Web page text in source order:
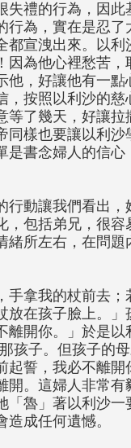
禮的行為，因此
行為，實在是忍
都宣洩出來。以
因為他心裡愁苦
，好讓他有一
按照以利沙的慈
了幾天，好讓
樣也要讓以利
是書念婦人的信
行動讓我們看出
包括弟兄，很容
緒所左右，在問
手拿我的杖前去
在孩子臉上。
開你。」於是以
孩子。但孩子的
起誓，我必不離
開。這婦人非常
「魯」著以利沙
成任何遺憾。